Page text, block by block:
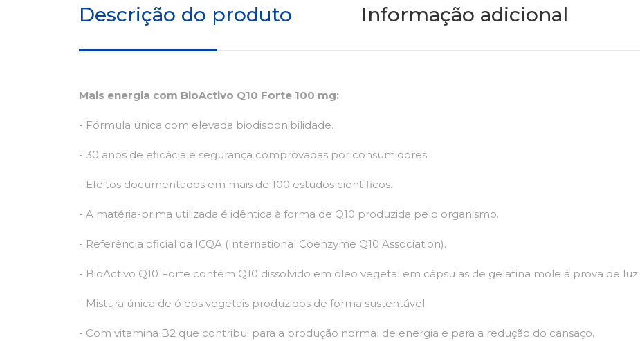
Descrição do produto Informação adicional
Mais energia com BioActivo Q10 Forte 100 mg:
- Fórmula única com elevada biodisponibilidade.
- 30 anos de eficácia e segurança comprovadas por consumidores.
- Efeitos documentados em mais de 100 estudos científicos.
- A matéria-prima utilizada é idêntica à forma de Q10 produzida pelo organismo.
- Referência oficial da ICQA (International Coenzyme Q10 Association).
- BioActivo Q10 Forte contém Q10 dissolvido em óleo vegetal em cápsulas de gelatina mole à prova de luz.
- Mistura única de óleos vegetais produzidos de forma sustentável.
- Com vitamina B2 que contribui para a produção normal de energia e para a redução do cansaço.